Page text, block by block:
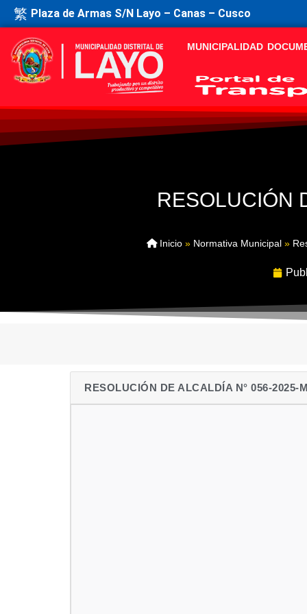
Plaza de Armas S/N Layo – Canas – Cusco
MUNICIPALIDAD
RESOLUCIÓN
Inicio» Normativa Municipal »
RESOLUCIÓN DE ALCALDÍA N° 056-2025-